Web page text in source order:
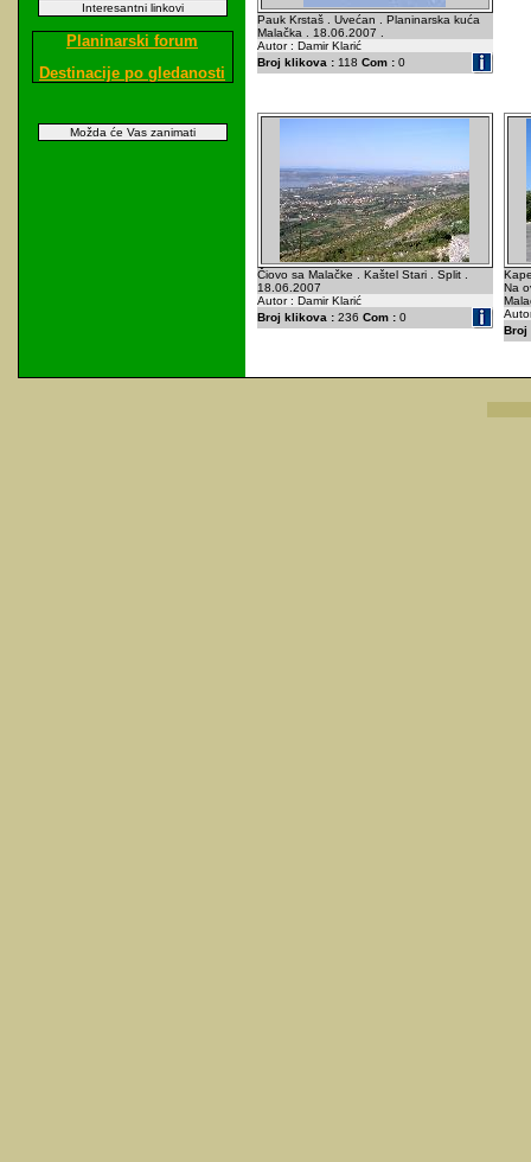
Interesantni linkovi
Planinarski forum
Destinacije po gledanosti
Možda će Vas zanimati
Pauk Krstaš . Uvećan . Planinarska kuća
Malačka . 18.06.2007 .
Autor : Damir Klarić
Broj klikova :118 Com :0
Čiovo sa Malačke . Kaštel Stari . Split .
18.06.2007
Autor : Damir Klarić
Broj klikova :236 Com :0
Na
Broj